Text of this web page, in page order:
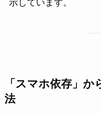
示しています。
「スマホ依存」
法